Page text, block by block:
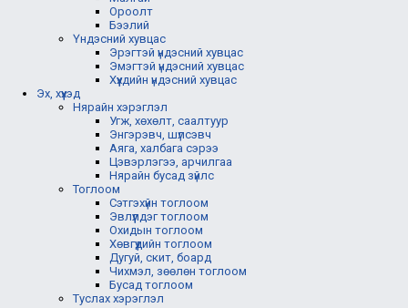
Ороолт
Бээлий
Үндэсний хувцас
Эрэгтэй үндэсний хувцас
Эмэгтэй үндэсний хувцас
Хүүхдийн үндэсний хувцас
Эх, хүүхэд
Нярайн хэрэглэл
Угж, хөхөлт, саалтуур
Энгэрэвч, шүлсэвч
Аяга, халбага сэрээ
Цэвэрлэгээ, арчилгаа
Нярайн бусад зүйлс
Тоглоом
Сэтгэхүйн тоглоом
Эвлүүлдэг тоглоом
Охидын тоглоом
Хөвгүүдийн тоглоом
Дугуй, скит, боард
Чихмэл, зөөлөн тоглоом
Бусад тоглоом
Туслах хэрэглэл